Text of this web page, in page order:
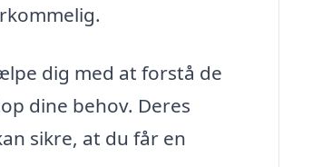
dig med at forstå de
dine behov. Deres
sikre, at du får en